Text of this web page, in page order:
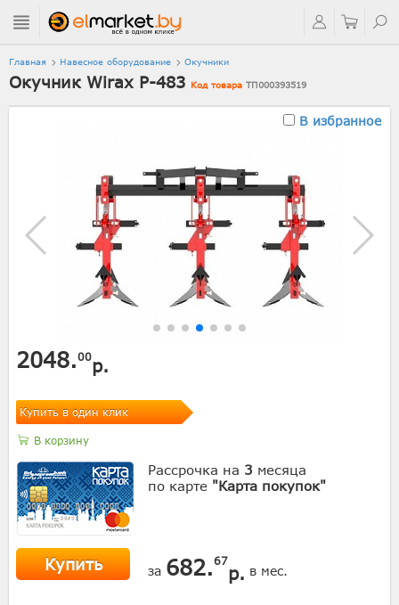
Главная Навесное оборудование Окучники
Окучник Wirax Р-483 Код товара ТП000393519
В избранное
2048.00р.
Купить в один клик
В корзину
Рассрочка на 3 месяца
по карте "Карта покупок"
Купить за 682.67
р. в мес.